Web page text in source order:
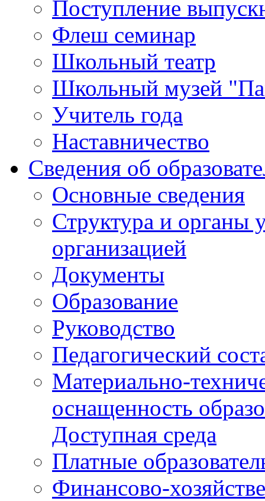
Поступление
Флеш семинар
Школьный театр
Школьный музей
Учитель года
Наставничество
Сведения об
Основные сведения
Структура и органы
организацией
Документы
Образование
Руководство
Педагогический
Материально-
оснащенность
Доступная среда
Платные
Финансово-